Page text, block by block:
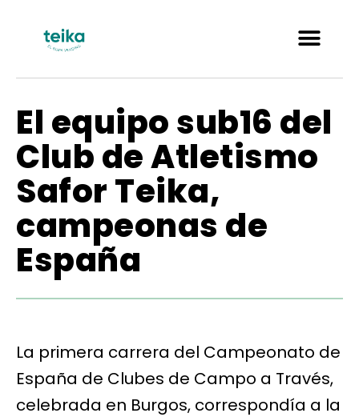
El equipo sub16 del
Club de Atletismo
Safor Teika,
campeonas de
España
La primera carrera del Campeonato de
España de Clubes de Campo a Través,
celebrada en Burgos, correspondía a la